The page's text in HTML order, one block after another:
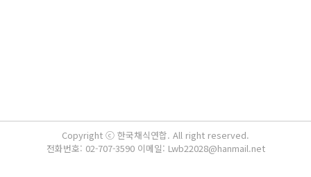
Copyright ⓒ 한국채식연합. All right reserved.
전화번호: 02-707-3590 이메일: Lwb22028@hanmail.net